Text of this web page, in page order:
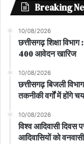
Breaking
10/08/2026
छत्तीसगढ़ शिक्षा
400 आवेदन खारिज
10/08/2026
छत्तीसगढ़ बिजली
तकनीकी वर्गों में होंगे
10/08/2026
विश्व आदिवासी दिवस
आदिवासियों को